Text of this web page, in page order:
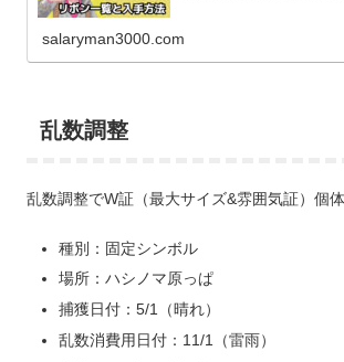
salaryman3000.com
乱数調整
乱数調整でW証（最大サイズ&雰囲気証）個体
種別：固定シンボル
場所：ハシノマ原っぱ
捕獲日付：5/1（晴れ）
乱数消費用日付：11/1（雷雨）